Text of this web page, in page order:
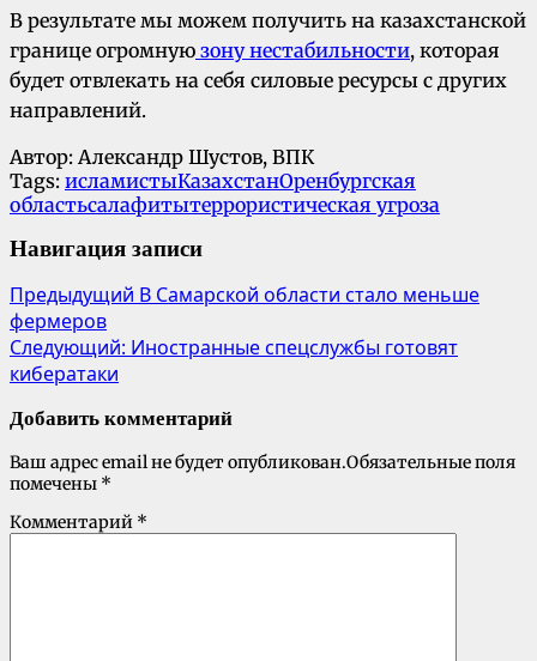
В результате мы можем получить на казахстанской
границе огромную зону нестабильности, которая
будет отвлекать на себя силовые ресурсы с других
направлений.
Автор: Александр Шустов, ВПК
Tags: исламистыКазахстанОренбургская
областьсалафитытеррористическая угроза
Навигация записи
Предыдущий В Самарской области стало меньше
фермеров
Следующий: Иностранные спецслужбы готовят
кибератаки
Добавить комментарий
Ваш адрес email не будет опубликован.Обязательные поля
помечены *
Комментарий *